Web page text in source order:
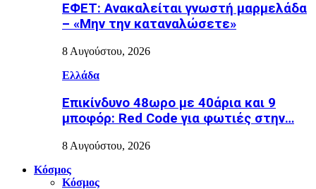
ΕΦΕΤ: Ανακαλείται γνωστή μαρμελάδα
– «Μην την καταναλώσετε»
8 Αυγούστου, 2026
Ελλάδα
Επικίνδυνο 48ωρο με 40άρια και 9
μποφόρ: Red Code για φωτιές στην…
8 Αυγούστου, 2026
Κόσμος
Κόσμος